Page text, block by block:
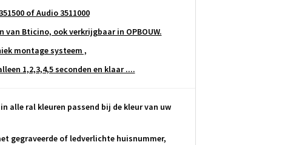
of Audio 3511000
Bticino, ook verkrijgbaar in OPBOUW.
montage systeem ,
1,2,3,4,5 seconden en klaar ....
alle ral kleuren passend bij de kleur van uw
gegraveerde of ledverlichte huisnummer,